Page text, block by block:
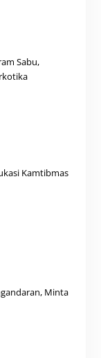
Sabu,
Kamtibmas
Minta